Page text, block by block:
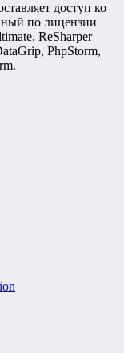
доступ ко
по лицензии
ReSharper
PhpStorm,